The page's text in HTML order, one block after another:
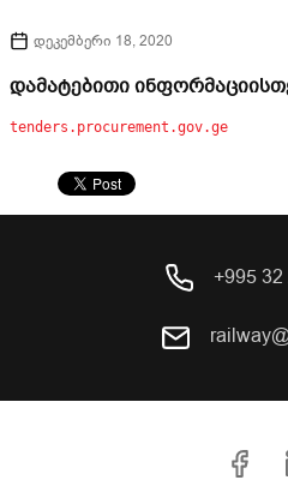
დეკემბერი 18, 2020
დამატებითი
tenders.procurement.gov.ge
+995